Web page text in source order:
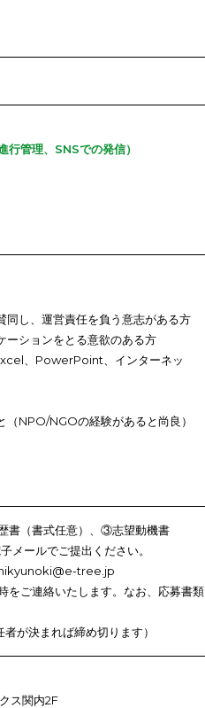
管理、SNSでの発信）
同し、運営責任を負う意志がある方
ーションをとる意欲のある方
、PowerPoint、インターネッ
（NPO/NGOの経験があると尚良）
書（書式任意）、③志望動機書
メールでご提出ください。
tree.jp
をご連絡いたします。なお、応募書類
が決まれば締め切ります）
ス関内2F